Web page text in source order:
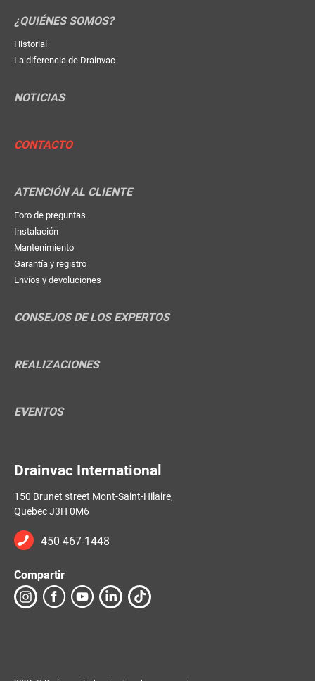
¿QUIÉNES SOMOS?
Historial
La diferencia de Drainvac
NOTICIAS
CONTACTO
ATENCIÓN AL CLIENTE
Foro de preguntas
Instalación
Mantenimiento
Garantía y registro
Envíos y devoluciones
CONSEJOS DE LOS EXPERTOS
REALIZACIONES
EVENTOS
Drainvac International
150 Brunet street Mont-Saint-Hilaire,
Quebec J3H 0M6
450 467-1448
Compartir